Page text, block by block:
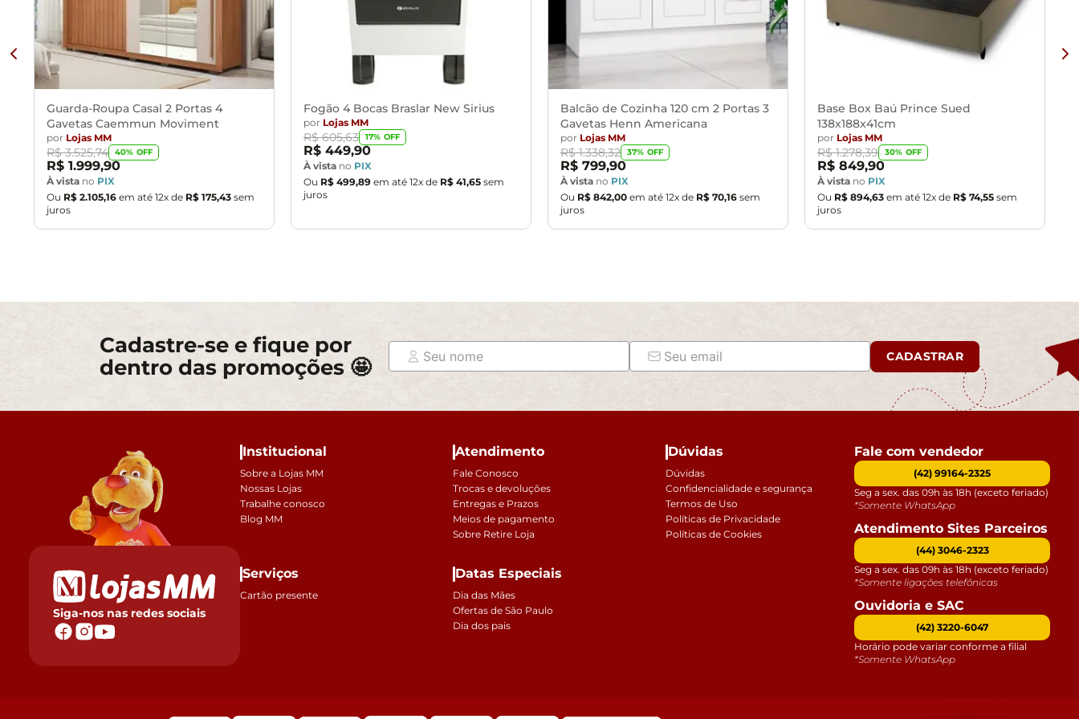
Guarda-Roupa Casal 2 Portas 4
Gavetas Caemmun Moviment
por Lojas MM
R$ 3.525,74 40% OFF
R$ 1.999,90
À vista no PIX
Ou R$ 2.105,16 em até 12x de R$ 175,43 sem
juros
Fogão 4 Bocas Braslar New Sirius
por Lojas MM
R$ 605,63 17% OFF
R$ 449,90
À vista no PIX
Ou R$ 499,89 em até 12x de R$ 41,65 sem
juros
Balcão de Cozinha 120 cm 2 Portas 3
Gavetas Henn Americana
por Lojas MM
R$ 1.338,32 37% OFF
R$ 799,90
À vista no PIX
Ou R$ 842,00 em até 12x de R$ 70,16 sem
juros
Base Box Baú Prince Sued
138x188x41cm
por Lojas MM
R$ 1.278,39 30% OFF
R$ 849,90
À vista no PIX
Ou R$ 894,63 em até 12x de R$ 74,55 sem
juros
Cadastre-se e fique por
dentro das promoções 🤩
CADASTRAR
Siga-nos nas redes sociais
Institucional
Sobre a Lojas MM
Nossas Lojas
Trabalhe conosco
Blog MM
Atendimento
Fale Conosco
Trocas e devoluções
Entregas e Prazos
Meios de pagamento
Sobre Retire Loja
Dúvidas
Dúvidas
Confidencialidade e segurança
Termos de Uso
Políticas de Privacidade
Políticas de Cookies
Serviços
Cartão presente
Datas Especiais
Dia das Mães
Ofertas de São Paulo
Dia dos pais
Fale com vendedor
(42) 99164-2325
Seg a sex. das 09h às 18h (exceto feriado)
*Somente WhatsApp
Atendimento Sites Parceiros
(44) 3046-2323
Seg a sex. das 09h às 18h (exceto feriado)
*Somente ligações telefônicas
Ouvidoria e SAC
(42) 3220-6047
Horário pode variar conforme a filial
*Somente WhatsApp